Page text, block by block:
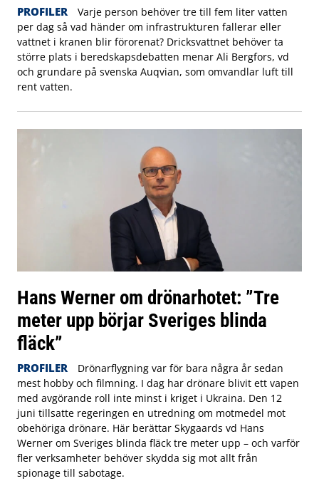
PROFILER
Varje person behöver tre till fem liter vatten
per dag så vad händer om infrastrukturen fallerar eller
vattnet i kranen blir förorenat? Dricksvattnet behöver ta
större plats i beredskapsdebatten menar Ali Bergfors, vd
och grundare på svenska Auqvian, som omvandlar luft till
rent vatten.
Hans Werner om drönarhotet: ”Tre
meter upp börjar Sveriges blinda
fläck”
PROFILER
Drönarflygning var för bara några år sedan
mest hobby och filmning. I dag har drönare blivit ett vapen
med avgörande roll inte minst i kriget i Ukraina. Den 12
juni tillsatte regeringen en utredning om motmedel mot
obehöriga drönare. Här berättar Skygaards vd Hans
Werner om Sveriges blinda fläck tre meter upp – och varför
fler verksamheter behöver skydda sig mot allt från
spionage till sabotage.